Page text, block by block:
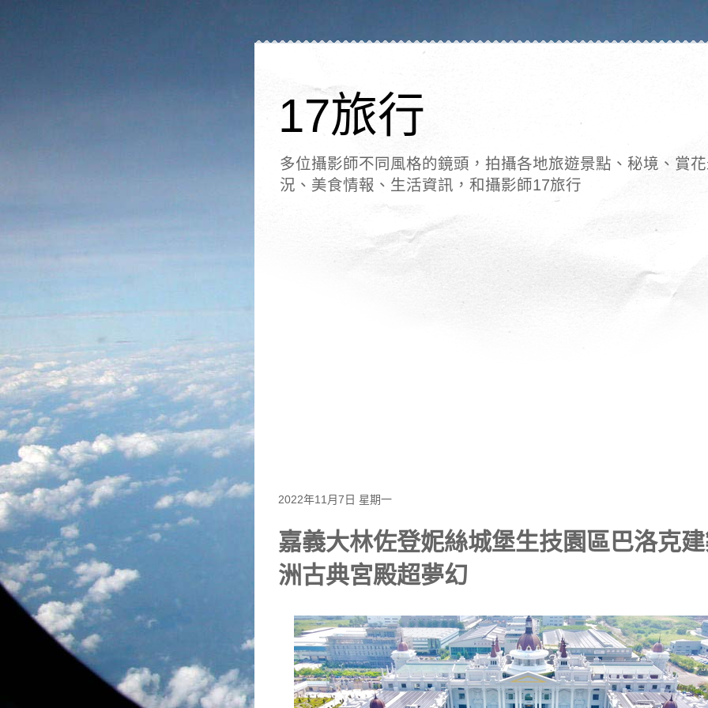
17旅行
多位攝影師不同風格的鏡頭，拍攝各地旅遊景點、秘境、賞
況、美食情報、生活資訊，和攝影師17旅行
2022年11月7日 星期一
嘉義大林佐登妮絲城堡生技園區巴洛克
洲古典宮殿超夢幻